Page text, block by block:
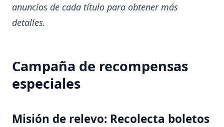
anuncios de cada título para obtener más
detalles.
Campaña de recompensas
especiales
Misión de relevo: Recolecta boletos